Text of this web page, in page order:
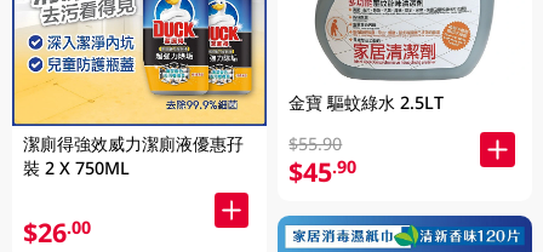
潔廁得強效威力潔廁液優惠孖
裝 2 X 750ML
$26.00
金寶 驅蚊綠水 2.5LT
$55.90
$45.90